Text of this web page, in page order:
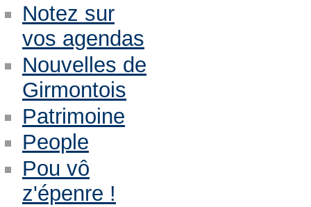
Notez sur
vos agendas
Nouvelles de
Girmontois
Patrimoine
People
Pou vô
z'épenre !